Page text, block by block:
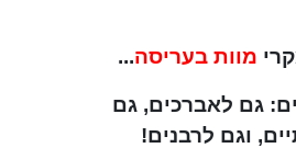
מוות בעריסה...
גם לאברכים, גם
וגם לרבנים!